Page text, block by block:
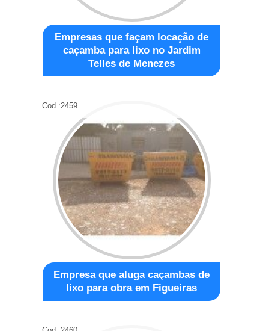
Empresas que façam locação de
caçamba para lixo no Jardim
Telles de Menezes
Cod.:2459
Empresa que aluga caçambas de
lixo para obra em Figueiras